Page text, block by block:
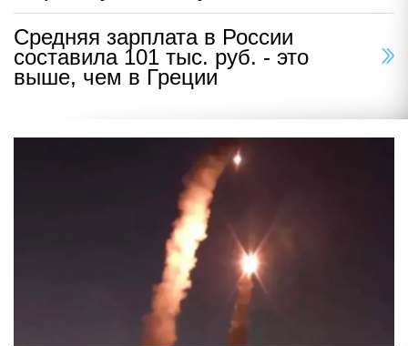
Средняя зарплата в России
составила 101 тыс. руб. - это
выше, чем в Греции